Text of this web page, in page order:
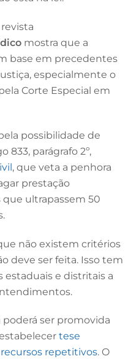
mostra que a
base em precedentes
especialmente o
Corte Especial em
possibilidade de
833, parágrafo 2º,
, que veta a penhora
prestação
que ultrapassem 50
não existem critérios
deve ser feita. Isso tem
estaduais e distritais a
ser promovida
tese
repetitivos. O